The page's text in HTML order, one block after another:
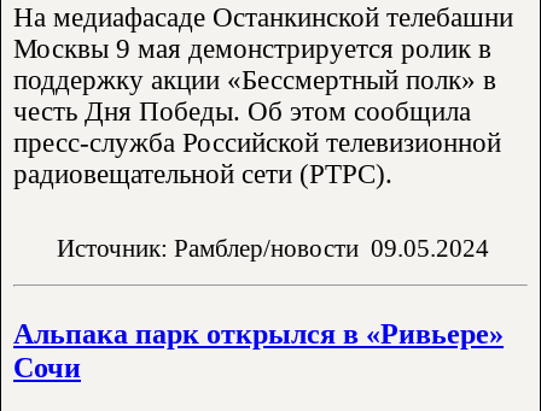
На медиафасаде Останкинской телебашни
Москвы 9 мая демонстрируется ролик в
поддержку акции «Бессмертный полк» в
честь Дня Победы. Об этом сообщила
пресс-служба Российской телевизионной
радиовещательной сети (РТРС).
Источник: Рамблер/новости 09.05.2024
Альпака парк открылся в «Ривьере»
Сочи